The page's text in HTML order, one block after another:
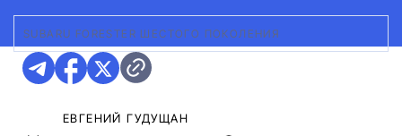
SUBARU FORESTER ШЕСТОГО ПОКОЛЕНИЯ
ЕВГЕНИЙ ГУДУЩАН